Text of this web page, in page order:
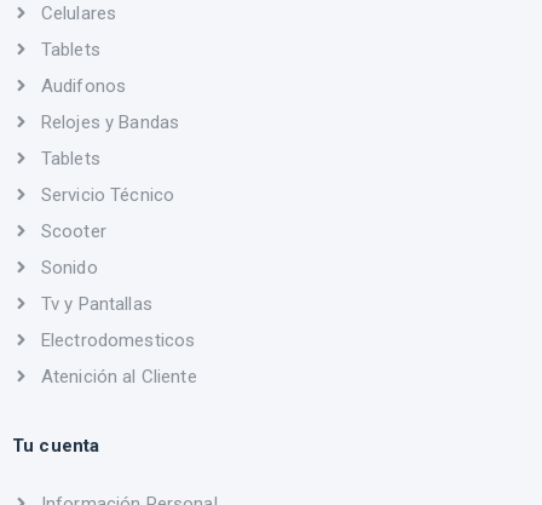
Celulares
Tablets
Audifonos
Relojes y Bandas
Tablets
Servicio Técnico
Scooter
Sonido
Tv y Pantallas
Electrodomesticos
Atenición al Cliente
Tu cuenta